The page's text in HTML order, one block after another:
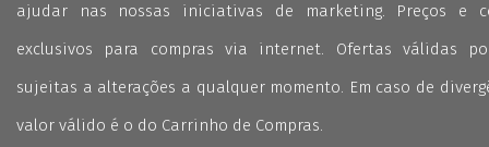
ajudar nas nossas iniciativas de marketing. Preços e
exclusivos para compras via internet. Ofertas válidas
sujeitas a alterações a qualquer momento. Em caso de
valor válido é o do Carrinho de Compras.